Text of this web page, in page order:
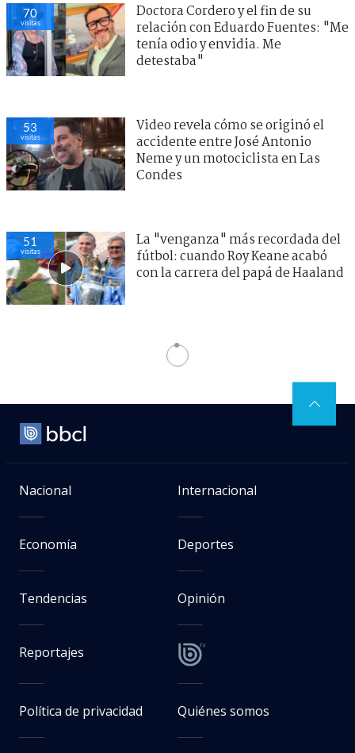
70
visitas
Doctora Cordero y el fin de su
relación con Eduardo Fuentes: "Me
tenía odio y envidia. Me
detestaba"
53
visitas
Video revela cómo se originó el
accidente entre José Antonio
Neme y un motociclista en Las
Condes
51
visitas
La "venganza" más recordada del
fútbol: cuando Roy Keane acabó
con la carrera del papá de Haaland
Nacional Internacional
Economía Deportes
Tendencias Opinión
Reportajes
Política de privacidad Quiénes somos